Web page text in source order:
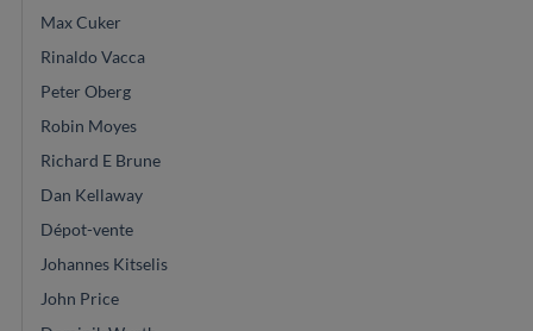
Max Cuker
Rinaldo Vacca
Peter Oberg
Robin Moyes
Richard E Brune
Dan Kellaway
Dépot-vente
Johannes Kitselis
John Price